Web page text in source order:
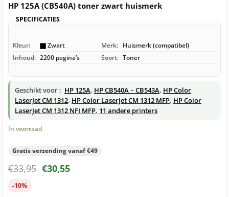
HP 125A (CB540A) toner zwart huismerk
SPECIFICATIES
Kleur: Zwart Merk: Huismerk (compatibel)
Inhoud: 2200 pagina’s Soort: Toner
Geschikt voor : HP 125A, HP CB540A – CB543A, HP Color
LaserJet CM 1312, HP Color LaserJet CM 1312 MFP, HP Color
LaserJet CM 1312 NFI MFP, 11 andere printers
In voorraad
Gratis verzending vanaf €49
€33,95 €30,55
-10%